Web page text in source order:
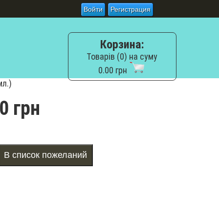
Войти Регистрация
Корзина:
Товарів (0) на суму
0.00 грн
грн